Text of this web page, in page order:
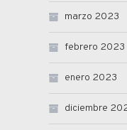
marzo 2023
febrero 2023
enero 2023
diciembre